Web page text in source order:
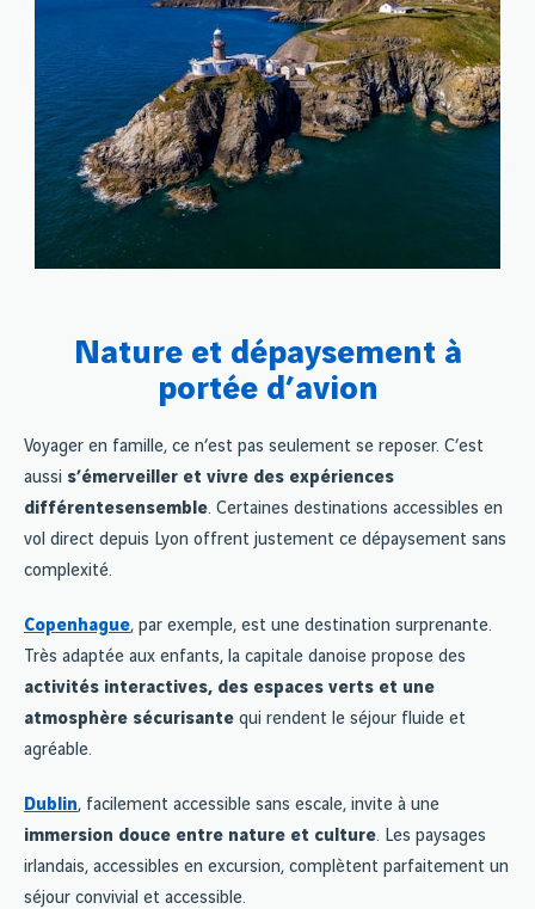
Nature et dépaysement à
portée d’avion
Voyager en famille, ce n’est pas seulement se reposer. C’est
aussi s’émerveiller et vivre des expériences
différentesensemble. Certaines destinations accessibles en
vol direct depuis Lyon offrent justement ce dépaysement sans
complexité.
Copenhague, par exemple, est une destination surprenante.
Très adaptée aux enfants, la capitale danoise propose des
activités interactives, des espaces verts et une
atmosphère sécurisante qui rendent le séjour fluide et
agréable.
Dublin, facilement accessible sans escale, invite à une
immersion douce entre nature et culture. Les paysages
irlandais, accessibles en excursion, complètent parfaitement un
séjour convivial et accessible.